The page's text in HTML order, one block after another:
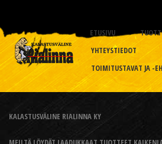
ETUSIVU
YHTEYSTIEDOT
TOIMITUSTAVAT JA -
KALASTUSVÄLINE RIALINNA KY